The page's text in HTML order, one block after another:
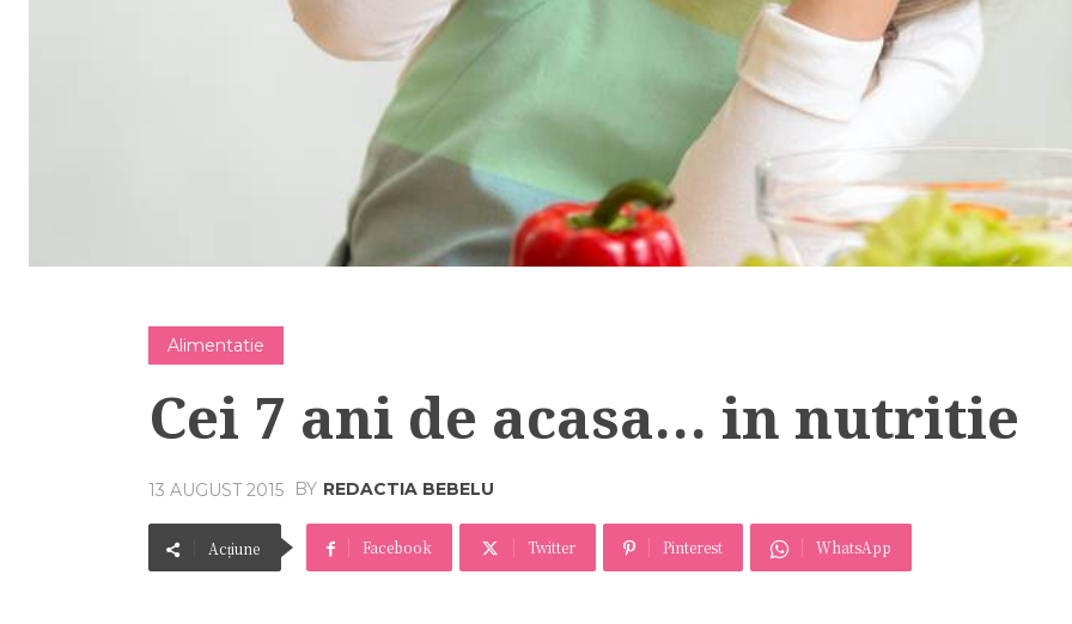
Alimentatie
Cei 7 ani de acasa… in nutritie
13 AUGUST 2015 BY REDACTIA BEBELU
Acțiune Facebook Twitter Pinterest WhatsApp